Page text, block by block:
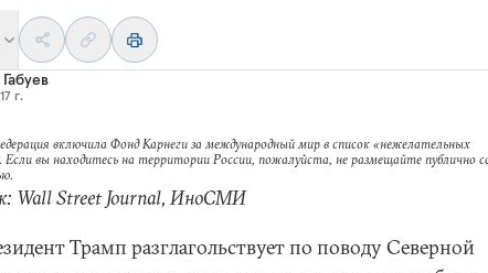
г.
включила Фонд Карнеги за международный мир в список «нежелательных
Если вы находитесь на территории России, пожалуйста, не размещайте публично
Wall Street Journal, ИноСМИ
Трамп разглагольствует по поводу Северной